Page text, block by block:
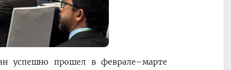
успешно прошел в феврале–марте